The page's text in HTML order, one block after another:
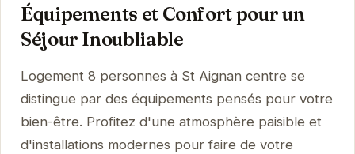
Équipements et Confort pour un
Séjour Inoubliable
Logement 8 personnes à St Aignan centre se
distingue par des équipements pensés pour votre
bien-être. Profitez d'une atmosphère paisible et
d'installations modernes pour faire de votre